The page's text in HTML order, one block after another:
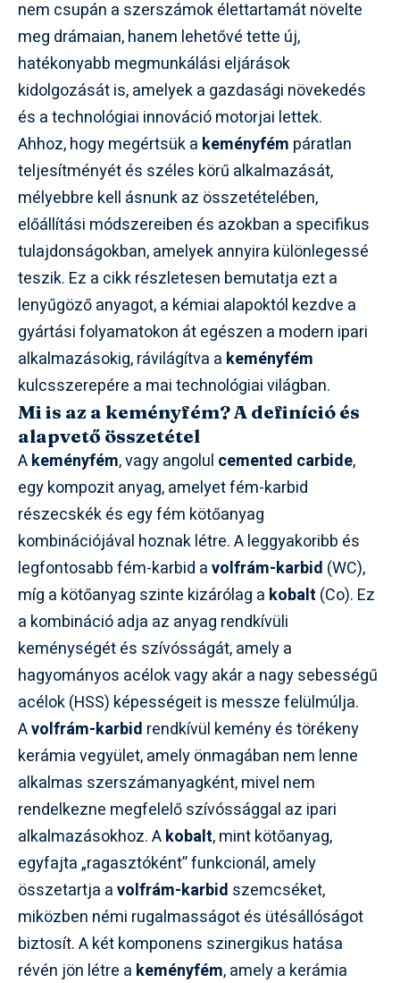
nem csupán a szerszámok élettartamát növelte
meg drámaian, hanem lehetővé tette új,
hatékonyabb megmunkálási eljárások
kidolgozását is, amelyek a gazdasági növekedés
és a technológiai innováció motorjai lettek.
Ahhoz, hogy megértsük a keményfém páratlan
teljesítményét és széles körű alkalmazását,
mélyebbre kell ásnunk az összetételében,
előállítási módszereiben és azokban a specifikus
tulajdonságokban, amelyek annyira különlegessé
teszik. Ez a cikk részletesen bemutatja ezt a
lenyűgöző anyagot, a kémiai alapoktól kezdve a
gyártási folyamatokon át egészen a modern ipari
alkalmazásokig, rávilágítva a keményfém
kulcsszerepére a mai technológiai világban.
Mi is az a keményfém? A definíció és
alapvető összetétel
Akeményfém, vagy angolul cemented carbide,
egy kompozit anyag, amelyet fém-karbid
részecskék és egy fém kötőanyag
kombinációjával hoznak létre. A leggyakoribb és
legfontosabb fém-karbid avolfrám-karbid (WC),
míg a kötőanyag szinte kizárólag a kobalt (Co). Ez
a kombináció adja az anyag rendkívüli
keménységét és szívósságát, amely a
hagyományos acélok vagy akár a nagy sebességű
acélok (HSS) képességeit is messze felülmúlja.
Avolfrám-karbid rendkívül kemény és törékeny
kerámia vegyület, amely önmagában nem lenne
alkalmas szerszámanyagként, mivel nem
rendelkezne megfelelő szívóssággal az ipari
alkalmazásokhoz. Akobalt, mint kötőanyag,
egyfajta „ragasztóként” funkcionál, amely
összetartja avolfrám-karbid szemcséket,
miközben némi rugalmasságot és ütésállóságot
biztosít. A két komponens szinergikus hatása
révén jön létre a keményfém, amely a kerámia